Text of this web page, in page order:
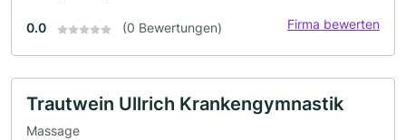
0.0 (0 Bewertungen) Firma bewerten
Trautwein Ullrich Krankengymnastik
Massage